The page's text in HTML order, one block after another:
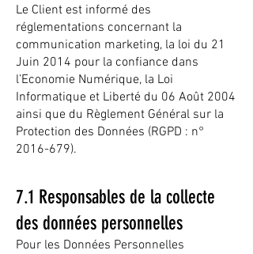
Le Client est informé des
réglementations concernant la
communication marketing, la loi du 21
Juin 2014 pour la confiance dans
l’Economie Numérique, la Loi
Informatique et Liberté du 06 Août 2004
ainsi que du Règlement Général sur la
Protection des Données (RGPD : n°
2016-679).
7.1 Responsables de la collecte
des données personnelles
Pour les Données Personnelles